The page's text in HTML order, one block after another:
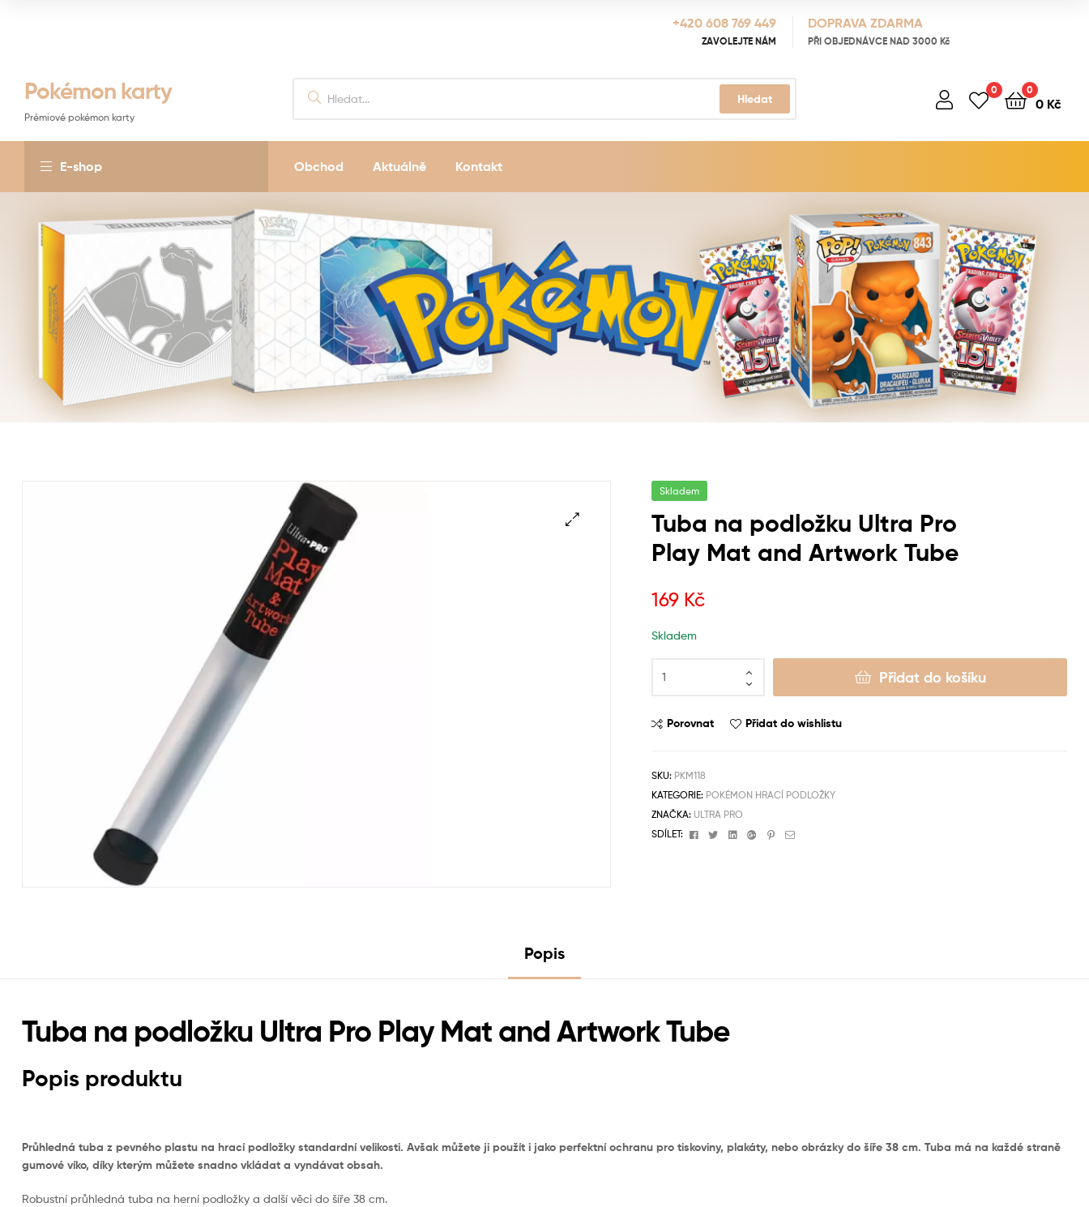
+420 608 769 449
ZAVOLEJTE NÁM
DOPRAVA ZDARMA
PŘI OBJEDNÁVCE NAD 3000 Kč
Pokémon karty
Prémiové pokémon karty
Hledat
0 0
0 Kč
E-shop Obchod Aktuálně Kontakt
Skladem
Tuba na podložku Ultra Pro
Play Mat and Artwork Tube
169 Kč
Skladem
Přidat do košíku
Porovnat Přidat do wishlistu
SKU: PKM118
KATEGORIE: POKÉMON HRACÍ PODLOŽKY
ZNAČKA: ULTRA PRO
SDÍLET:
FacebookTwitterLinkedinGoogle+Pinterest
Email
Popis
Tuba na podložku Ultra Pro Play Mat and Artwork Tube
Popis produktu
Průhledná tuba z pevného plastu na hrací podložky standardní velikosti. Avšak můžete ji použít i jako perfektní ochranu pro tiskoviny, plakáty, nebo obrázky do šíře 38 cm. Tuba má na každé straně
gumové víko, díky kterým můžete snadno vkládat a vyndávat obsah.
Robustní průhledná tuba na herní podložky a další věci do šíře 38 cm.